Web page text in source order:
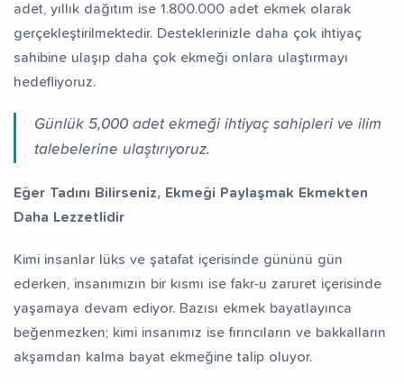
adet, yıllık dağıtım ise 1.800.000 adet ekmek olarak
gerçekleştirilmektedir. Desteklerinizle daha çok ihtiyaç
sahibine ulaşıp daha çok ekmeği onlara ulaştırmayı
hedefliyoruz.
Günlük 5,000 adet ekmeği ihtiyaç sahipleri ve ilim
talebelerine ulaştırıyoruz.
Eğer Tadını Bilirseniz, Ekmeği Paylaşmak Ekmekten
Daha Lezzetlidir
Kimi insanlar lüks ve şatafat içerisinde gününü gün
ederken, insanımızın bir kısmı ise fakr-u zaruret içerisinde
yaşamaya devam ediyor. Bazısı ekmek bayatlayınca
beğenmezken; kimi insanımız ise fırıncıların ve bakkalların
akşamdan kalma bayat ekmeğine talip oluyor.